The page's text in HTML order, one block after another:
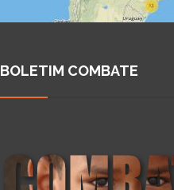
BOLETIM COMBATE